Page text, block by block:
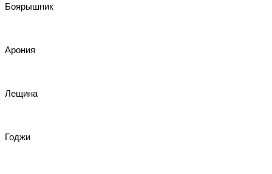
Боярышник
Арония
Лещина
Годжи